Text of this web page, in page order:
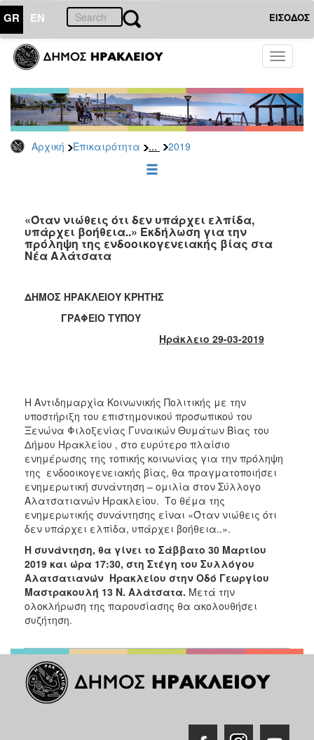
GR EN ΕΙΣΟΔΟΣ
Toggle
Αρχική Επικαιρότητα ... 2019
ΕΠΙΚΑΙΡΟΤΗΤΑ
Τύπου
Αρχείο
2026
2025
2022
2021
2020
2018
2017
2012
2011
2010
2006
ΕΠΙΣΚΕΠΤΗΣ
ΗΡΑΚΛΕΙΟ
«Όταν νιώθεις ότι δεν υπάρχει ελπίδα,
υπάρχει βοήθεια..» Εκδήλωση για την
πρόληψη της ενδοοικογενειακής βίας στα
Νέα Αλάτσατα
ΔΗΜΟΣ ΗΡΑΚΛΕΙΟΥ ΚΡΗΤΗΣ
ΓΡΑΦΕΙΟ ΤΥΠΟΥ
Ηράκλειο 29-03-2019
Η Αντιδημαρχία Κοινωνικής Πολιτικής με την
υποστήριξη του επιστημονικού προσωπικού του
Ξενώνα Φιλοξενίας Γυναικών Θυμάτων Βίας του
Δήμου Ηρακλείου , στο ευρύτερο πλαίσιο
ενημέρωσης της τοπικής κοινωνίας για την πρόληψη
της ενδοοικογενειακής βίας, θα πραγματοποιήσει
ενημερωτική συνάντηση – ομιλία στον Σύλλογο
Αλατσατιανών Ηρακλείου. Το θέμα της
ενημερωτικής συνάντησης είναι «Όταν νιώθεις ότι
δεν υπάρχει ελπίδα, υπάρχει βοήθεια..».
Η συνάντηση, θα γίνει το Σάββατο 30 Μαρτίου
2019 και ώρα 17:30, στη Στέγη του Συλλόγου
Αλατσατιανών Ηρακλείου στην Οδό Γεωργίου
Μαστρακουλή 13 Ν. Αλάτσατα. Μετά την
ολοκλήρωση της παρουσίασης θα ακολουθήσει
συζήτηση.